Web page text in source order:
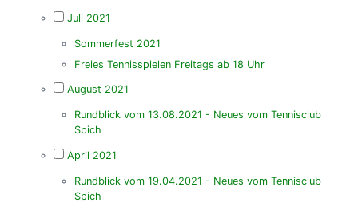
Juli 2021
Sommerfest 2021
Freies Tennisspielen Freitags ab 18 Uhr
August 2021
Rundblick vom 13.08.2021 - Neues vom Tennisclub
Spich
April 2021
Rundblick vom 19.04.2021 - Neues vom Tennisclub
Spich